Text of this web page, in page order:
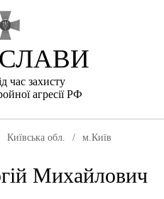
час захисту
агресії РФ
Київська обл. / м.Київ
Михайлович